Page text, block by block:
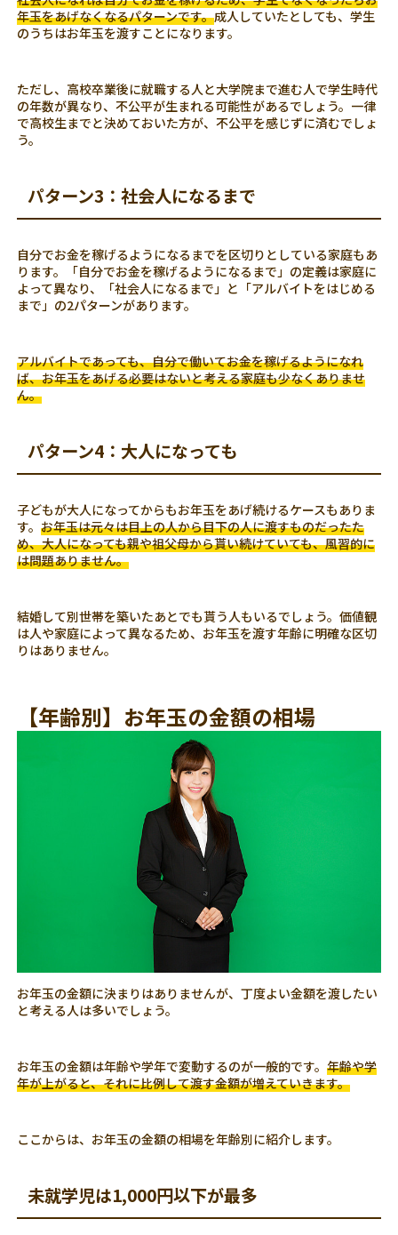
年玉をあげなくなるパターンです。成人していたとしても、学生
のうちはお年玉を渡すことになります。
ただし、高校卒業後に就職する人と大学院まで進む人で学生時代
の年数が異なり、不公平が生まれる可能性があるでしょう。一律
で高校生までと決めておいた方が、不公平を感じずに済むでしょ
う。
パターン3：社会人になるまで
自分でお金を稼げるようになるまでを区切りとしている家庭もあ
ります。「自分でお金を稼げるようになるまで」の定義は家庭に
よって異なり、「社会人になるまで」と「アルバイトをはじめる
まで」の2パターンがあります。
アルバイトであっても、自分で働いてお金を稼げるようになれ
ば、お年玉をあげる必要はないと考える家庭も少なくありませ
ん。
パターン4：大人になっても
子どもが大人になってからもお年玉をあげ続けるケースもありま
す。お年玉は元々は目上の人から目下の人に渡すものだったた
め、大人になっても親や祖父母から貰い続けていても、風習的に
は問題ありません。
結婚して別世帯を築いたあとでも貰う人もいるでしょう。価値観
は人や家庭によって異なるため、お年玉を渡す年齢に明確な区切
りはありません。
【年齢別】お年玉の金額の相場
お年玉の金額に決まりはありませんが、丁度よい金額を渡したい
と考える人は多いでしょう。
お年玉の金額は年齢や学年で変動するのが一般的です。年齢や学
年が上がると、それに比例して渡す金額が増えていきます。
ここからは、お年玉の金額の相場を年齢別に紹介します。
未就学児は1,000円以下が最多